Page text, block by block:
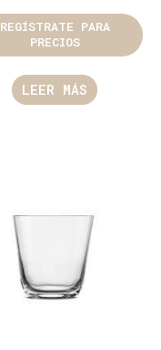
REGÍSTRATE PARA
PRECIOS
LEER MÁS